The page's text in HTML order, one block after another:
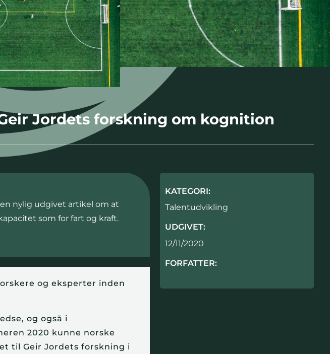
Jordets forskning om kognition
nylig udgivet artikel om at
som for fart og kraft.
og eksperter inden
og også i
2020 kunne norske
til Geir Jordets forskning i
KATEGORI:
Talentudvikling
UDGIVET:
12/11/2020
FORFATTER: